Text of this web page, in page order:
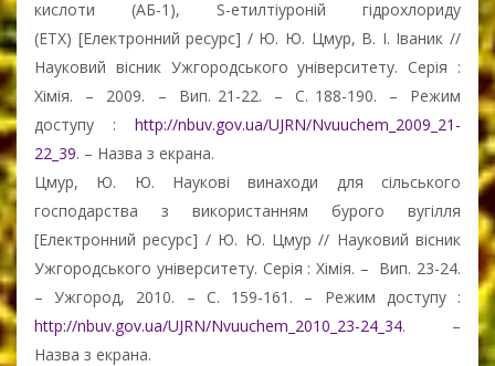
кислоти (АБ-1), S-етилтіуроній гідрохлориду
(ЕТХ) [Електронний ресурс] / Ю. Ю. Цмур, В. І. Іваник //
Науковий вісник Ужгородського університету. Серія :
Хімія. – 2009. – Вип. 21-22. – С. 188-190. – Режим
доступу : http://nbuv.gov.ua/UJRN/Nvuuchem_2009_21-
22_39. – Назва з екрана.
Цмур, Ю. Ю. Наукові винаходи для сільського
господарства з використанням бурого вугілля
[Електронний ресурс] / Ю. Ю. Цмур // Науковий вісник
Ужгородського університету. Серія : Хімія. – Вип. 23-24.
– Ужгород, 2010. – С. 159-161. – Режим доступу :
http://nbuv.gov.ua/UJRN/Nvuuchem_2010_23-24_34. –
Назва з екрана.